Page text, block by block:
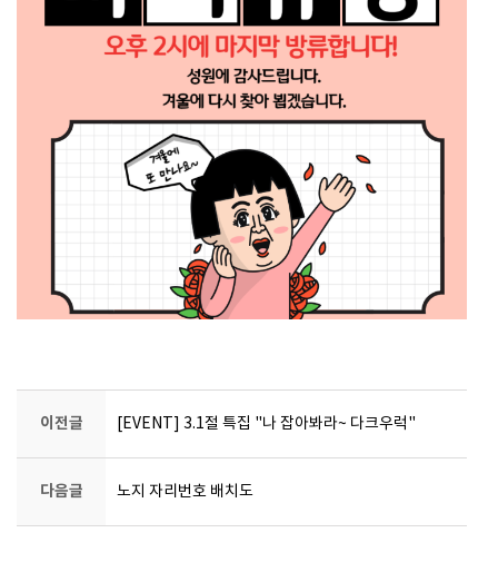
이전글 [EVENT] 3.1절 특집 "나 잡아봐라~ 다크우럭"
다음글 노지 자리번호 배치도